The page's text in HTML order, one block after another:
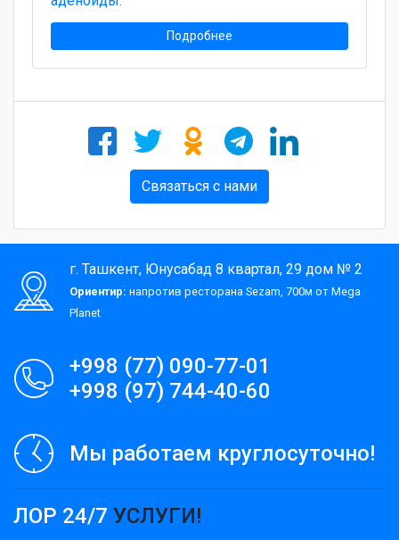
Подробнее
Связаться с нами
г. Ташкент, Юнусабад 8 квартал, 29 дом № 2
Ориентир: напротив ресторана Sezam, 700м от Mega
Planet
+998 (77) 090-77-01
+998 (97) 744-40-60
Мы работаем круглосуточно!
ЛОР 24/7 УСЛУГИ!